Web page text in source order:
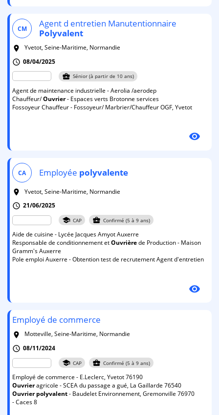
CM
Agent d entretien Manutentionnaire
Polyvalent
room
Yvetot, Seine-Maritime, Normandie
schedule 08/04/2025
business_center Sénior (à partir de 10 ans)
Agent de maintenance industrielle - Aerolia /aerodep
Chauffeur/Ouvrier- Espaces verts Brotonne services
Fossoyeur Chauffeur - Fossoyeur/ Marbrier/Chauffeur OGF, Yvetot
visibility
CA Employée polyvalente
room
Yvetot, Seine-Maritime, Normandie
schedule 21/06/2025
school CAP business_center Confirmé (5 à 9 ans)
Aide de cuisine - Lycée Jacques Amyot Auxerre
Responsable de conditionnement etOuvrièrede Production - Maison
Gramm's Auxerre
Pole emploi Auxerre - Obtention test de recrutement Agent d'entretien
visibility
Employé de commerce
room
Motteville, Seine-Maritime, Normandie
schedule 08/11/2024
school CAP business_center Confirmé (5 à 9 ans)
Employé de commerce - E.Leclerc, Yvetot 76190
Ouvrieragricole - SCEA du passage a gué, La Gaillarde 76540
Ouvrier polyvalent- Baudelet Environnement, Gremonville 76970
- Caces 8